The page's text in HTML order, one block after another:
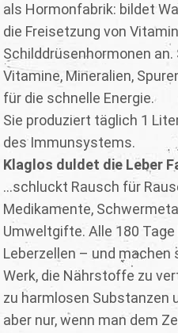
als Hormonfabrik: bildet
die Freisetzung von
Schilddrüsenhormonen
Vitamine, Mineralien,
für die schnelle Energie.
Sie produziert täglich 1
des Immunsystems.
Klaglos duldet die Leber
...schluckt Rausch für
Medikamente,
Umweltgifte. Alle 180
Leberzellen – und
Werk, die Nährstoffe zu
zu harmlosen Substanzen
aber nur, wenn man dem